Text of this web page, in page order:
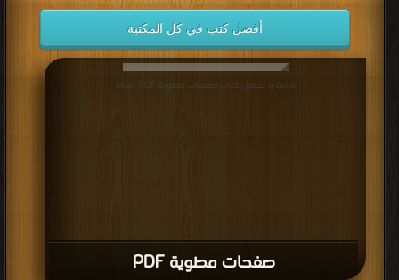
أفضل كتب في كل المكتبة
صفحات مطوية PDF
قراءة و تحميل كتاب صفحات مطوية PDF مجانا